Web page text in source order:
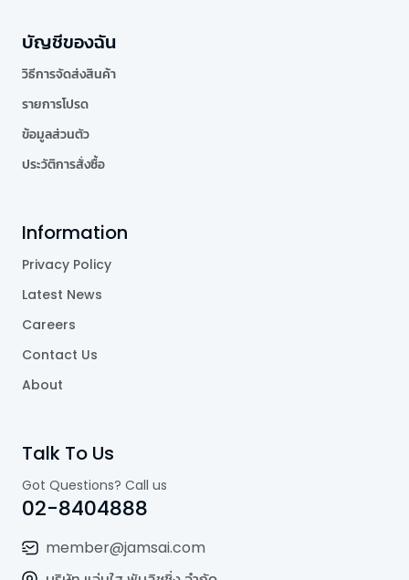
บัญชีของฉัน
วิธีการจัดส่งสินค้า
รายการโปรด
ข้อมูลส่วนตัว
ประวัติการสั่งซื้อ
Information
Privacy Policy
Latest News
Careers
Contact Us
About
Talk To Us
Got Questions? Call us
02-8404888
member@jamsai.com